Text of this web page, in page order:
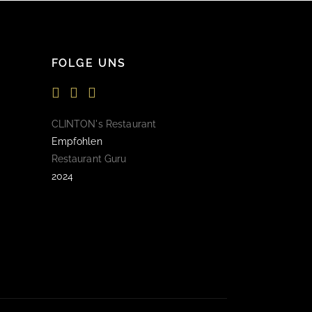
FOLGE UNS
Instagram
Facebook
CLINTON's Restaurant
Empfohlen
Restaurant Guru
2024